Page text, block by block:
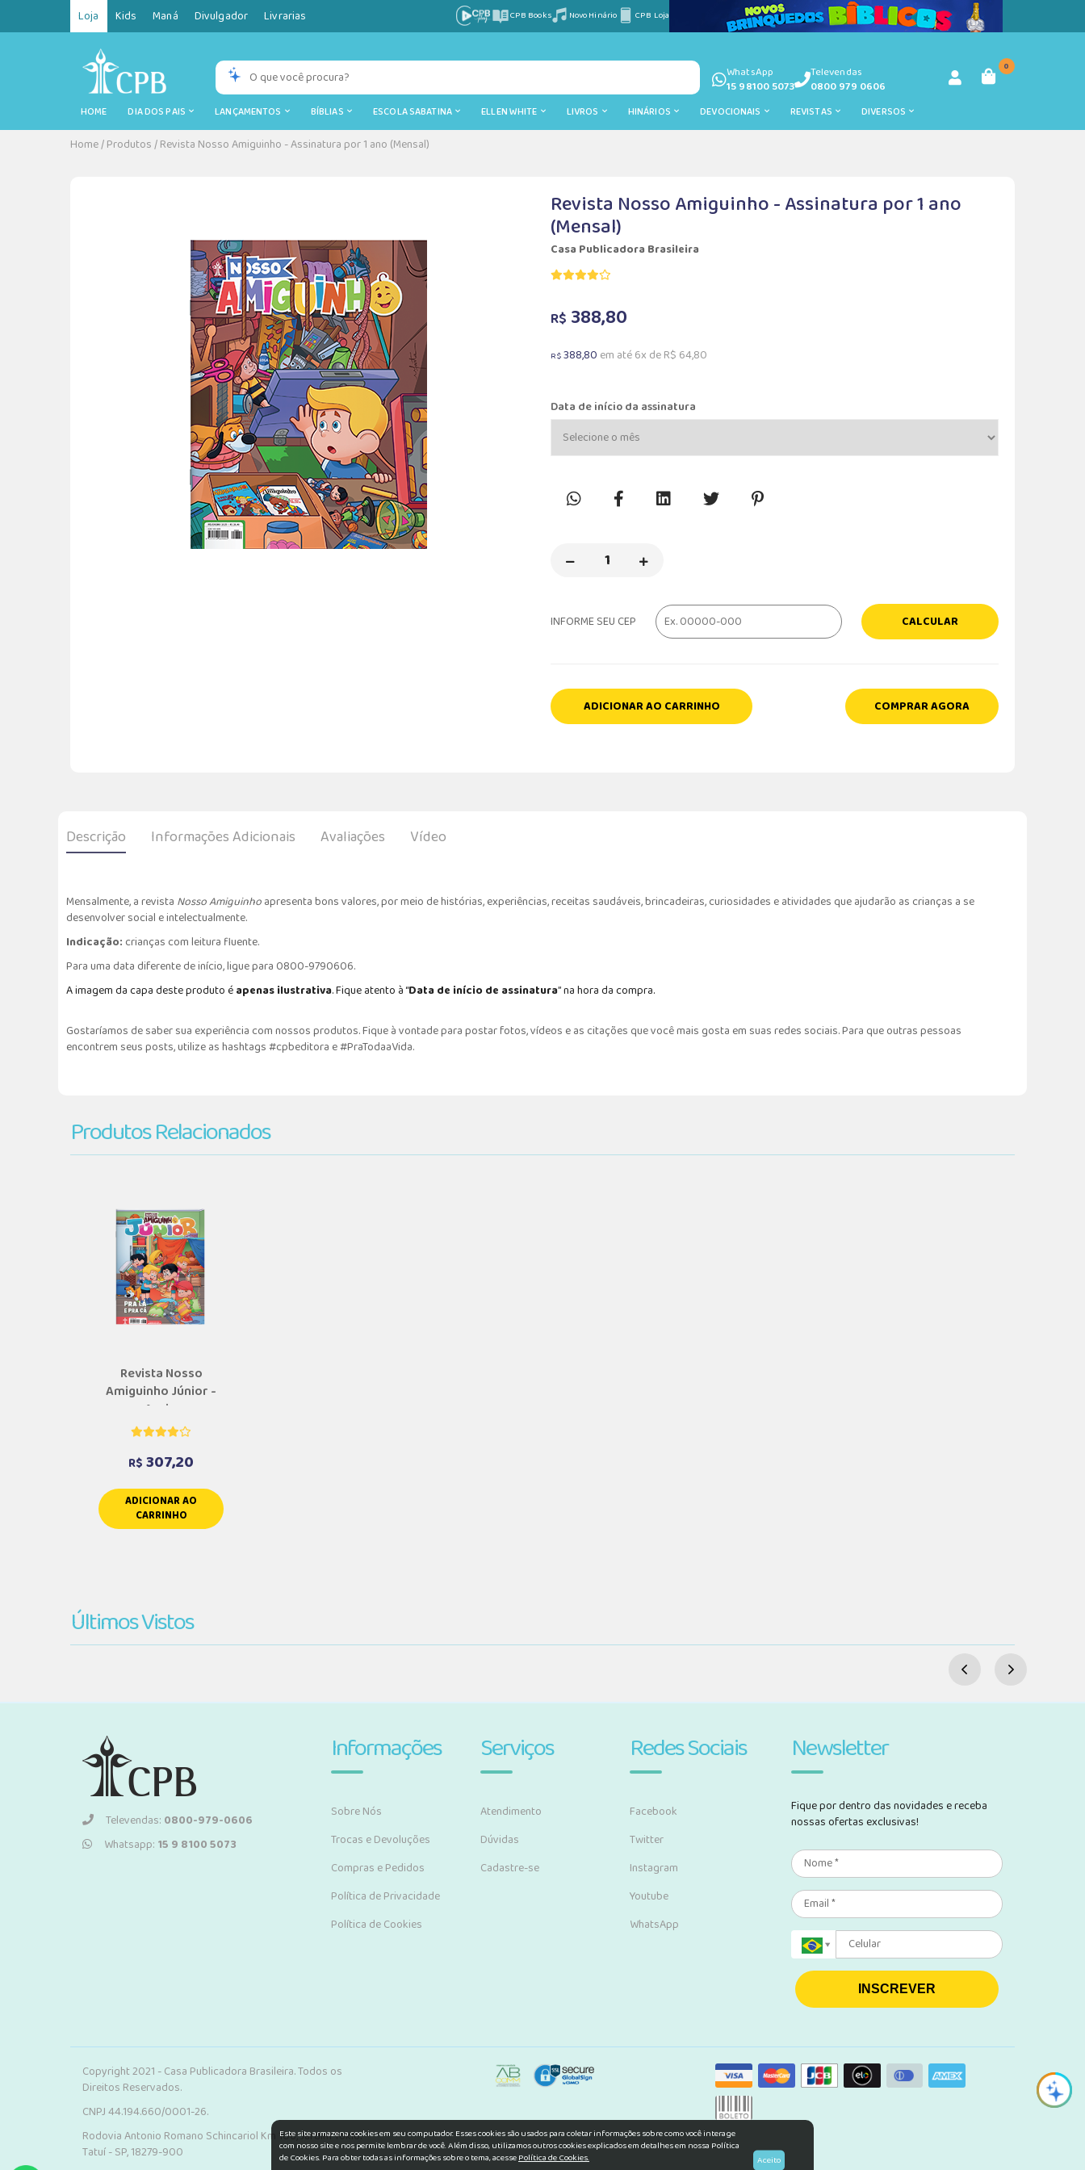
Loja Kids Maná Divulgador Livrarias CPB Books Novo Hinário CPB Loja
WhatsApp
15 98100 5073
Televendas
0800 979 0606
0
HOME DIA DOS PAIS LANÇAMENTOS BÍBLIAS ESCOLA SABATINA ELLEN WHITE LIVROS HINÁRIOS DEVOCIONAIS REVISTAS DIVERSOS
Home/Produtos/Revista Nosso Amiguinho - Assinatura por 1 ano (Mensal)
Revista Nosso Amiguinho - Assinatura por 1 ano
(Mensal)
Casa Publicadora Brasileira
R$ 388,80
R$388,80 em até 6x de R$ 64,80
Data de início da assinatura
INFORME SEU CEP CALCULAR
ADICIONAR AO CARRINHO COMPRAR AGORA
Descrição Informações Adicionais Avaliações Vídeo
Mensalmente, a revista Nosso Amiguinhoapresenta bons valores, por meio de histórias, experiências, receitas saudáveis, brincadeiras, curiosidades e atividades que ajudarão as crianças a se
desenvolver social e intelectualmente.
Indicação: crianças com leitura fluente.
Para uma data diferente de início, ligue para 0800-9790606.
A imagem da capa deste produto éapenas ilustrativa. Fique atento à “Data de início de assinatura” na hora da compra.
Gostaríamos de saber sua experiência com nossos produtos. Fique à vontade para postar fotos, vídeos e as citações que você mais gosta em suas redes sociais. Para que outras pessoas
encontrem seus posts, utilize as hashtags #cpbeditora e #PraTodaaVida.
Produtos Relacionados
Revista Nosso
Amiguinho Júnior -
Assi...
R$ 307,20
ADICIONAR AO
CARRINHO
Últimos Vistos
Televendas: 0800-979-0606
Whatsapp: 15 9 8100 5073
Informações
Sobre Nós
Trocas e Devoluções
Compras e Pedidos
Política de Privacidade
Política de Cookies
Serviços
Atendimento
Dúvidas
Cadastre-se
Redes Sociais
Facebook
Twitter
Instagram
Youtube
WhatsApp
Newsletter
Fique por dentro das novidades e receba
nossas ofertas exclusivas!
INSCREVER
Copyright 2021 - Casa Publicadora Brasileira. Todos os
Direitos Reservados.
CNPJ 44.194.660/0001-26.
Rodovia Antonio Romano Schincariol Km 106, Jardim Tokio.
Tatuí - SP, 18279-900
Este site armazena cookies em seu computador. Esses cookies são usados para coletar informações sobre como você interage
com nosso site e nos permite lembrar de você. Além disso, utilizamos outros cookies explicados em detalhes em nossa Política
de Cookies. Para obter todas as informações sobre o tema, acessePolítica de Cookies.
Aceito